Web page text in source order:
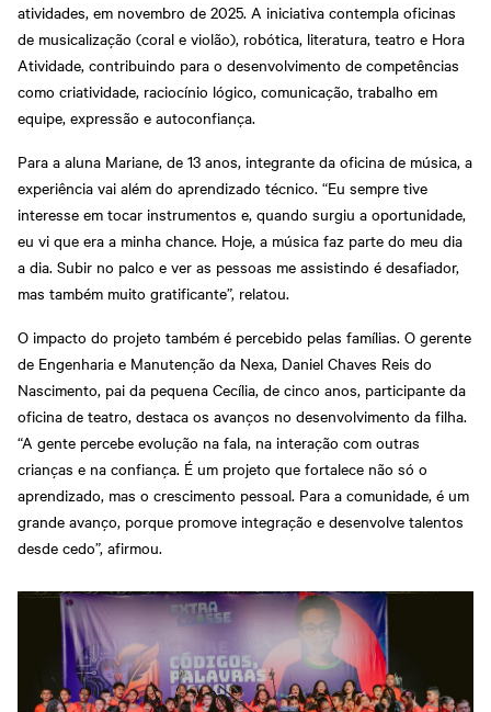
atividades, em novembro de 2025. A iniciativa contempla oficinas
de musicalização (coral e violão), robótica, literatura, teatro e Hora
Atividade, contribuindo para o desenvolvimento de competências
como criatividade, raciocínio lógico, comunicação, trabalho em
equipe, expressão e autoconfiança.
Para a aluna Mariane, de 13 anos, integrante da oficina de música, a
experiência vai além do aprendizado técnico. “Eu sempre tive
interesse em tocar instrumentos e, quando surgiu a oportunidade,
eu vi que era a minha chance. Hoje, a música faz parte do meu dia
a dia. Subir no palco e ver as pessoas me assistindo é desafiador,
mas também muito gratificante”, relatou.
O impacto do projeto também é percebido pelas famílias. O gerente
de Engenharia e Manutenção da Nexa, Daniel Chaves Reis do
Nascimento, pai da pequena Cecília, de cinco anos, participante da
oficina de teatro, destaca os avanços no desenvolvimento da filha.
“A gente percebe evolução na fala, na interação com outras
crianças e na confiança. É um projeto que fortalece não só o
aprendizado, mas o crescimento pessoal. Para a comunidade, é um
grande avanço, porque promove integração e desenvolve talentos
desde cedo”, afirmou.